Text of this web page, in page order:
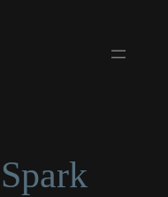
Spark